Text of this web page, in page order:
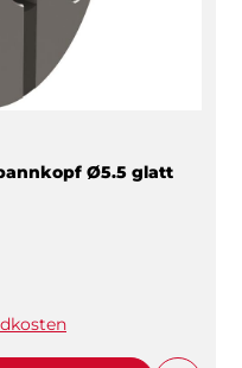
Ø5.5 glatt